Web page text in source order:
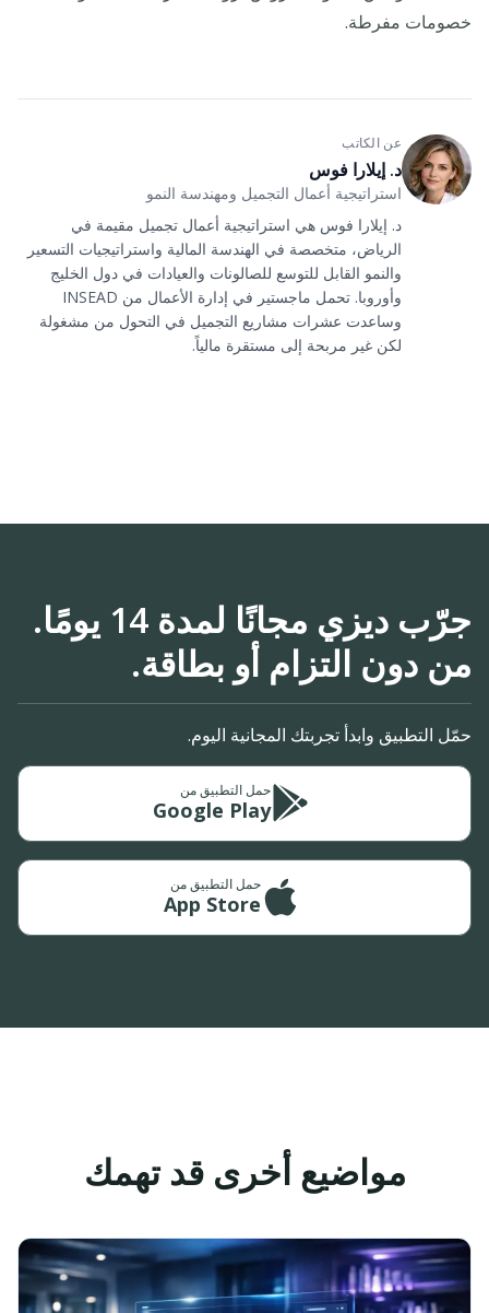
خصومات مفرطة.
عن الكاتب
د. إيلارا فوس
استراتيجية أعمال التجميل ومهندسة النمو
د. إيلارا فوس هي استراتيجية أعمال تجميل مقيمة في
الرياض، متخصصة في الهندسة المالية واستراتيجيات التسعير
والنمو القابل للتوسع للصالونات والعيادات في دول الخليج
وأوروبا. تحمل ماجستير في إدارة الأعمال من INSEAD
وساعدت عشرات مشاريع التجميل في التحول من مشغولة
لكن غير مربحة إلى مستقرة مالياً.
جرّب ديزي مجانًا لمدة 14 يومًا.
من دون التزام أو بطاقة.
حمّل التطبيق وابدأ تجربتك المجانية اليوم.
حمل التطبيق من
Google Play
حمل التطبيق من
App Store
مواضيع أخرى قد تهمك